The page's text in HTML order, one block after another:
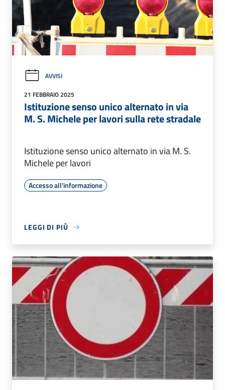
AVVISI
21 FEBBRAIO 2025
Istituzione senso unico alternato in via
M. S. Michele per lavori sulla rete stradale
Istituzione senso unico alternato in via M. S.
Michele per lavori
Accesso all'informazione
LEGGI DI PIÙ